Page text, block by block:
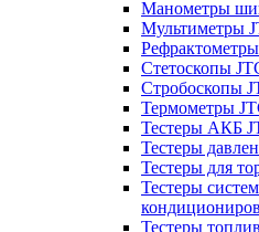
Манометры
Мультиметры
Стетоскопы
Стробоскопы
Термометры
Тестеры АКБ
Тестеры
Тестеры для
Тестеры
Тестеры